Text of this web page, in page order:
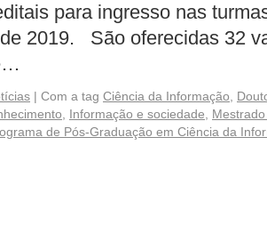
para ingresso nas
2019. São oferecidas 32
| Com a tag Ciência da Informação
Informação e sociedade
de Pós-Graduação em Ciência da